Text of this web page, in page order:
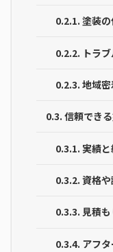
0.2.1. 塗装
0.2.2. トラ
0.2.3. 地域
0.3. 信頼でき
0.3.1. 実績
0.3.2. 資格
0.3.3. 見積
0.3.4. アフ